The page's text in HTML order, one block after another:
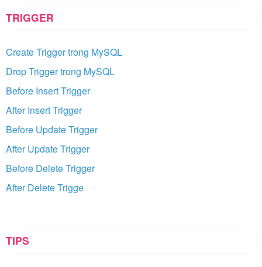
TRIGGER
Create Trigger trong MySQL
Drop Trigger trong MySQL
Before Insert Trigger
After Insert Trigger
Before Update Trigger
After Update Trigger
Before Delete Trigger
After Delete Trigge
TIPS